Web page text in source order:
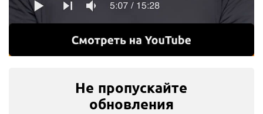
Не пропускайте
обновления